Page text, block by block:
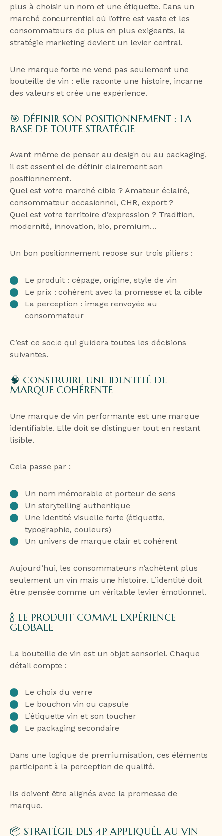
plus à choisir un nom et une étiquette. Dans un
marché concurrentiel où l’offre est vaste et les
consommateurs de plus en plus exigeants, la
stratégie marketing devient un levier central.
Une marque forte ne vend pas seulement une
bouteille de vin : elle raconte une histoire, incarne
des valeurs et crée une expérience.
🎯 DÉFINIR SON POSITIONNEMENT : LA
BASE DE TOUTE STRATÉGIE
Avant même de penser au design ou au packaging,
il est essentiel de définir clairement son
positionnement.
Quel est votre marché cible ? Amateur éclairé,
consommateur occasionnel, CHR, export ?
Quel est votre territoire d’expression ? Tradition,
modernité, innovation, bio, premium…
Un bon positionnement repose sur trois piliers :
Le produit : cépage, origine, style de vin
Le prix : cohérent avec la promesse et la cible
La perception : image renvoyée au
consommateur
C’est ce socle qui guidera toutes les décisions
suivantes.
🧠 CONSTRUIRE UNE IDENTITÉ DE
MARQUE COHÉRENTE
Une marque de vin performante est une marque
identifiable. Elle doit se distinguer tout en restant
lisible.
Cela passe par :
Un nom mémorable et porteur de sens
Un storytelling authentique
Une identité visuelle forte (étiquette,
typographie, couleurs)
Un univers de marque clair et cohérent
Aujourd’hui, les consommateurs n’achètent plus
seulement un vin mais une histoire. L’identité doit
être pensée comme un véritable levier émotionnel.
🍾 LE PRODUIT COMME EXPÉRIENCE
GLOBALE
La bouteille de vin est un objet sensoriel. Chaque
détail compte :
Le choix du verre
Le bouchon vin ou capsule
L’étiquette vin et son toucher
Le packaging secondaire
Dans une logique de premiumisation, ces éléments
participent à la perception de qualité.
Ils doivent être alignés avec la promesse de
marque.
📦 STRATÉGIE DES 4P APPLIQUÉE AU VIN